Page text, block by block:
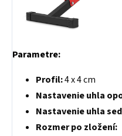
Parametre:
Profil:4 x 4 cm
Nastavenie uhla
Nastavenie uhla
Rozmer po zložení: